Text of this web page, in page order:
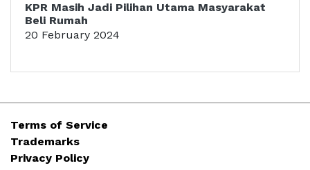
KPR Masih Jadi Pilihan Utama Masyarakat
Beli Rumah
20 February 2024
Terms of Service
Trademarks
Privacy Policy